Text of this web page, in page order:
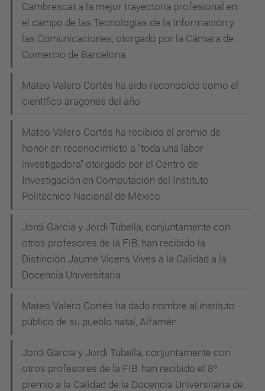
Cambrescat a la mejor trayectoria profesional en
el campo de las Tecnologías de la Información y
las Comunicaciones, otorgado por la Cámara de
Comercio de Barcelona
Mateo Valero Cortés ha sido reconocido como el
científico aragonés del año
Mateo Valero Cortés ha recibido el premio de
honor en reconocimieto a "toda una labor
investigadora" otorgado por el Centro de
Investigación en Computación del Instituto
Politécnico Nacional de México
Jordi Garcia y Jordi Tubella, conjuntamente con
otros profesores de la FIB, han recibido la
Distinción Jaume Vicens Vives a la Calidad a la
Docencia Universitaria
Mateo Valero Cortés ha dado nombre al instituto
público de su pueblo natal, Alfamén
Jordi Garcia y Jordi Tubella, conjuntamente con
otros profesores de la FIB, han recibido el 8º
premio a la Calidad de la Docencia Universitaria de